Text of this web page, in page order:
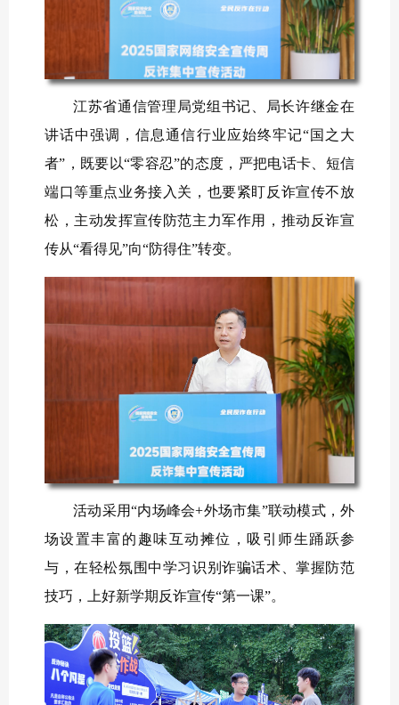
江苏省通信管理局党组书记、局长许继金在
讲话中强调，信息通信行业应始终牢记“国之大
者”，既要以“零容忍”的态度，严把电话卡、短信
端口等重点业务接入关，也要紧盯反诈宣传不放
松，主动发挥宣传防范主力军作用，推动反诈宣
传从“看得见”向“防得住”转变。
活动采用“内场峰会+外场市集”联动模式，外
场设置丰富的趣味互动摊位，吸引师生踊跃参
与，在轻松氛围中学习识别诈骗话术、掌握防范
技巧，上好新学期反诈宣传“第一课”。